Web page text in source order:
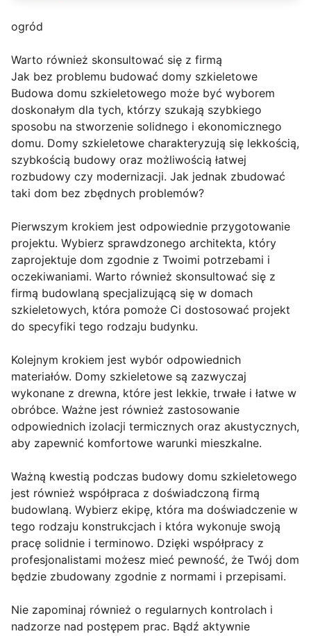
ogród
Warto również skonsultować się z firmą
Jak bez problemu budować domy szkieletowe
Budowa domu szkieletowego może być wyborem
doskonałym dla tych, którzy szukają szybkiego
sposobu na stworzenie solidnego i ekonomicznego
domu. Domy szkieletowe charakteryzują się lekkością,
szybkością budowy oraz możliwością łatwej
rozbudowy czy modernizacji. Jak jednak zbudować
taki dom bez zbędnych problemów?
Pierwszym krokiem jest odpowiednie przygotowanie
projektu. Wybierz sprawdzonego architekta, który
zaprojektuje dom zgodnie z Twoimi potrzebami i
oczekiwaniami. Warto również skonsultować się z
firmą budowlaną specjalizującą się w domach
szkieletowych, która pomoże Ci dostosować projekt
do specyfiki tego rodzaju budynku.
Kolejnym krokiem jest wybór odpowiednich
materiałów. Domy szkieletowe są zazwyczaj
wykonane z drewna, które jest lekkie, trwałe i łatwe w
obróbce. Ważne jest również zastosowanie
odpowiednich izolacji termicznych oraz akustycznych,
aby zapewnić komfortowe warunki mieszkalne.
Ważną kwestią podczas budowy domu szkieletowego
jest również współpraca z doświadczoną firmą
budowlaną. Wybierz ekipę, która ma doświadczenie w
tego rodzaju konstrukcjach i która wykonuje swoją
pracę solidnie i terminowo. Dzięki współpracy z
profesjonalistami możesz mieć pewność, że Twój dom
będzie zbudowany zgodnie z normami i przepisami.
Nie zapominaj również o regularnych kontrolach i
nadzorze nad postępem prac. Bądź aktywnie